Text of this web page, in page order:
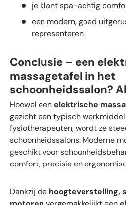
je klant spa-achtig
een modern, goed
representeren.
Conclusie – een
massagetafel in het
schoonheidssalon?
Hoewel eenelektrische
gezicht een typisch
fysiotherapeuten, wordt ze
schoonheidssalons. Moderne
geschikt voor
comfort, precisie en
Dankzij de hoogteverstelling,